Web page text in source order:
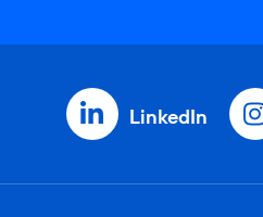
LinkedIn